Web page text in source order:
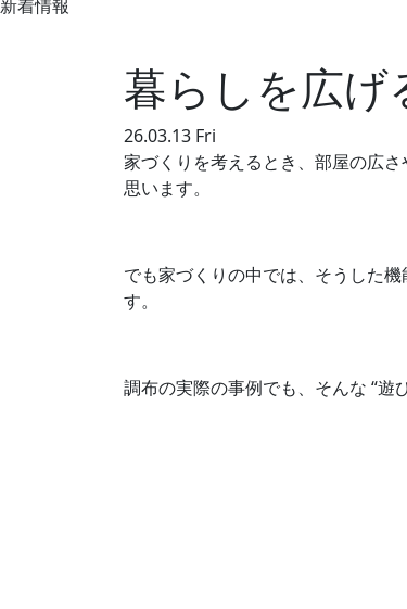
新着情報
暮らしを広げ
26.03.13 Fri
家づくりを考えるとき、部屋の広
思います。
でも家づくりの中では、そうした
す。
調布の実際の事例でも、そんな “遊